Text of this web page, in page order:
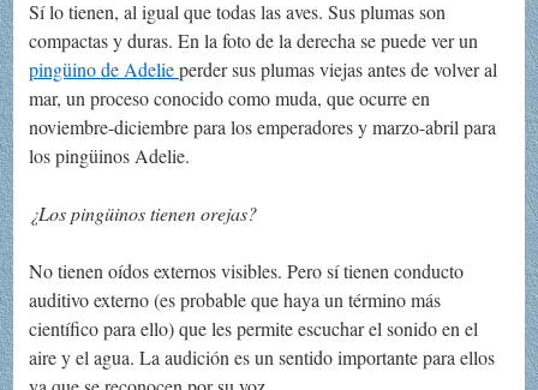
Sí lo tienen, al igual que todas las aves. Sus plumas son
compactas y duras. En la foto de la derecha se puede ver un
pingüino de Adelieperder sus plumas viejas antes de volver al
mar, un proceso conocido como muda, que ocurre en
noviembre-diciembre para los emperadores y marzo-abril para
los pingüinos Adelie.
¿Los pingüinos tienen orejas?
No tienen oídos externos visibles. Pero sí tienen conducto
auditivo externo (es probable que haya un término más
científico para ello) que les permite escuchar el sonido en el
aire y el agua. La audición es un sentido importante para ellos